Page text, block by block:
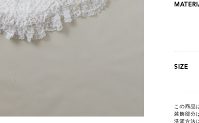
SIZE
この商品
装飾部分
洗濯方法